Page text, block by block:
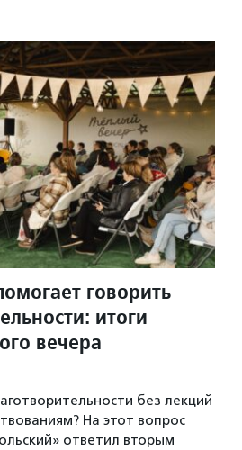
говорить
итоги
вечера
без лекций
На этот вопрос
ответил вторым